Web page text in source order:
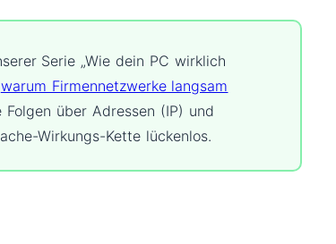
Serie „Wie dein PC wirklich
warum Firmennetzwerke langsam
über Adressen (IP) und
Wirkungs-Kette lückenlos.